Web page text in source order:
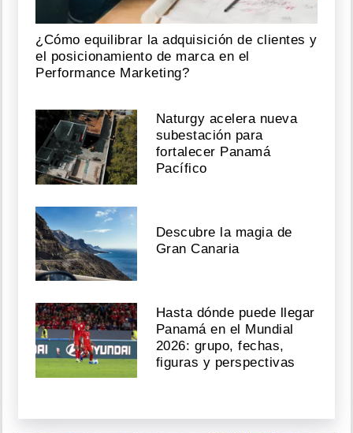
¿Cómo equilibrar la adquisición de clientes y
el posicionamiento de marca en el
Performance Marketing?
Naturgy acelera nueva
subestación para
fortalecer Panamá
Pacífico
Descubre la magia de
Gran Canaria
Hasta dónde puede llegar
Panamá en el Mundial
2026: grupo, fechas,
figuras y perspectivas